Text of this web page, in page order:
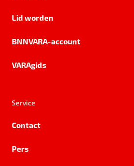
Lid worden
BNNVARA-account
VARAgids
Service
Contact
Pers